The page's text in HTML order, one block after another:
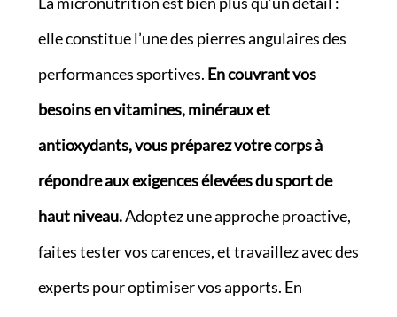
elle constitue l’une des pierres angulaires des
performances sportives. En couvrant vos
besoins en vitamines, minéraux et
antioxydants, vous préparez votre corps à
répondre aux exigences élevées du sport de
haut niveau.Adoptez une approche proactive,
faites tester vos carences, et travaillez avec des
experts pour optimiser vos apports. En